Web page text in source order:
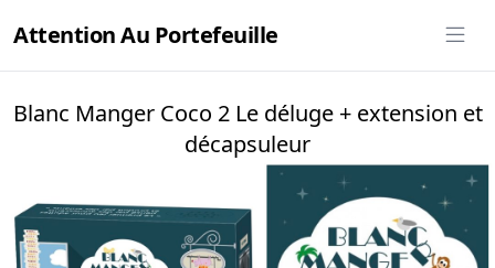
Attention Au Portefeuille
Blanc Manger Coco 2 Le déluge + extension et
décapsuleur